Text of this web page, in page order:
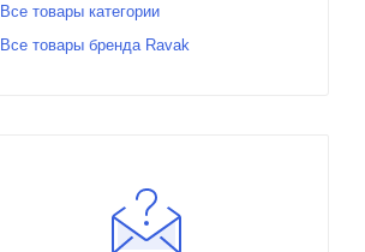
Все товары категории
Все товары бренда Ravak